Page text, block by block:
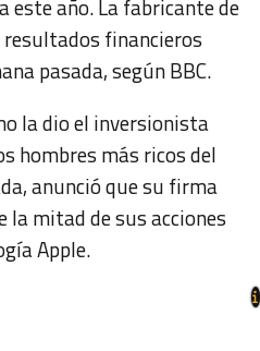
este año. La fabricante de
financieros
pasada, según BBC.
la dio el inversionista
hombres más ricos del
anunció que su firma
la mitad de sus acciones
Apple.